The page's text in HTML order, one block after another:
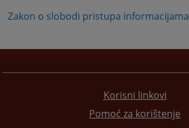
Zakon o slobodi pristupa informacijama
Korisni linkovi
Pomoć za korištenje